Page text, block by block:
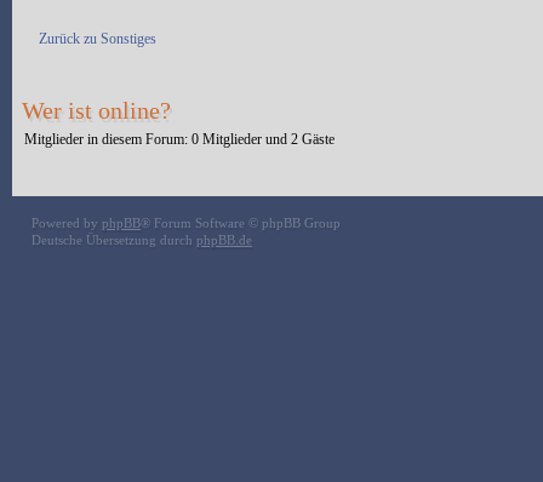
Zurück zu Sonstiges
Wer ist online?
Mitglieder in diesem Forum: 0 Mitglieder und 2 Gäste
Powered by phpBB® Forum Software © phpBB Group
Deutsche Übersetzung durch phpBB.de